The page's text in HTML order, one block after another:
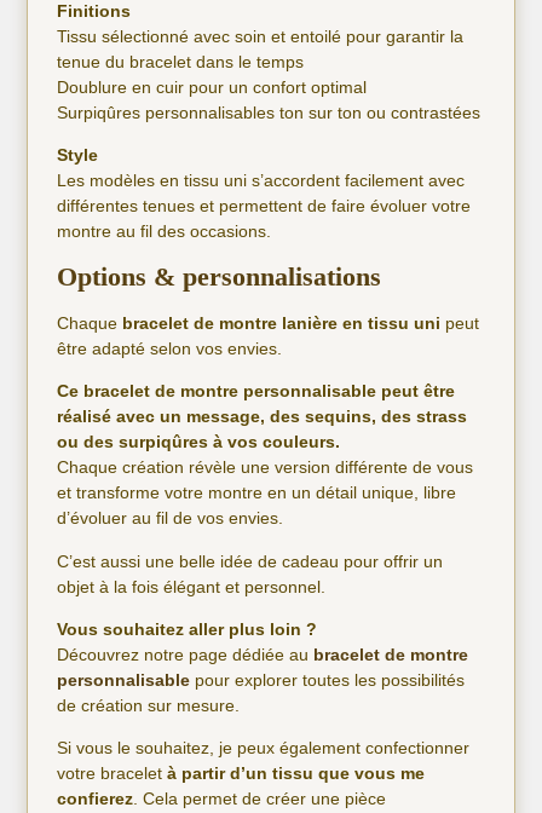
Finitions
Tissu sélectionné avec soin et entoilé pour garantir la
tenue du bracelet dans le temps
Doublure en cuir pour un confort optimal
Surpiqûres personnalisables ton sur ton ou contrastées
Style
Les modèles en tissu uni s’accordent facilement avec
différentes tenues et permettent de faire évoluer votre
montre au fil des occasions.
Options & personnalisations
Chaque bracelet de montre lanière en tissu uni peut
être adapté selon vos envies.
Ce bracelet de montre personnalisable peut être
réalisé avec un message, des sequins, des strass
ou des surpiqûres à vos couleurs.
Chaque création révèle une version différente de vous
et transforme votre montre en un détail unique, libre
d’évoluer au fil de vos envies.
C’est aussi une belle idée de cadeau pour offrir un
objet à la fois élégant et personnel.
Vous souhaitez aller plus loin ?
Découvrez notre page dédiée au bracelet de montre
personnalisable pour explorer toutes les possibilités
de création sur mesure.
Si vous le souhaitez, je peux également confectionner
votre braceletà partir d’un tissu que vous me
confierez. Cela permet de créer une pièce